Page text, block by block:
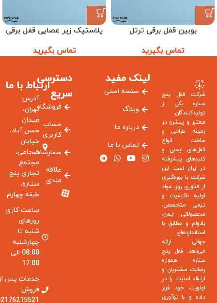
بوبین قفل برقی ترتل
تماس بگیرید
پلاستیک زیر عصایی قفل برقی
تماس بگیرید
شرکت قفل پنج
ستاره یکی از
تولیدکنندگان
معتبر و پیشرو در
زمینه طراحی و
ساخت انواع
قفل‌های ایمنی و
کلیدهای پیشرفته
در ایران است. این
شرکت با بهره‌گیری
از فناوری روز، مواد
اولیه باکیفیت و
تیمی متخصص،
محصولاتی ایمن،
بادوام و مطابق با
استانداردهای
جهانی ارائه
می‌دهد. قفل پنج
ستاره همواره
رضایت مشتریان و
ارتقاء امنیت را در
اولویت خود قرار
داده و با نوآوری
لینک مفید
صفحه اصلی
وبلاگ
درباره ما
تماس با ما
دسترسی
سریع
فروشگاه
حساب
کاربری
سفارشات
علاقه
مندی
ارتباط با ما
آدرس:
تهران،
میدان
حسن آباد،
خیابان
شجاعی،
مجتمع
تجاری پنج
ستاره،
طبقه چهارم
ساعت کاری
روزهای
شنبه تا
چهارشنبه
08:00 الی
17:00
خدمات پس
فروش: